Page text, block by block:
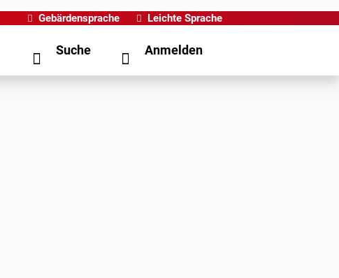
Gebärdensprache Leichte Sprache
Suche Anmelden